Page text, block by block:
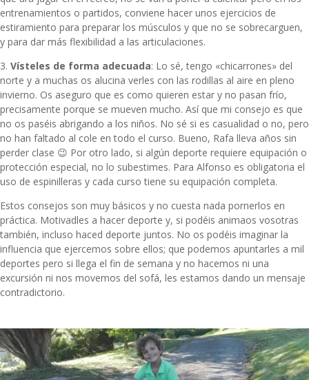
entrenamientos o partidos, conviene hacer unos ejercicios de
estiramiento para preparar los músculos y que no se sobrecarguen,
y para dar más flexibilidad a las articulaciones.
3. Vísteles de forma adecuada: Lo sé, tengo «chicarrones» del
norte y a muchas os alucina verles con las rodillas al aire en pleno
invierno. Os aseguro que es como quieren estar y no pasan frío,
precisamente porque se mueven mucho. Así que mi consejo es que
no os paséis abrigando a los niños. No sé si es casualidad o no, pero
no han faltado al cole en todo el curso. Bueno, Rafa lleva años sin
perder clase 😉 Por otro lado, si algún deporte requiere equipación o
protección especial, no lo subestimes. Para Alfonso es obligatoria el
uso de espinilleras y cada curso tiene su equipación completa.
Estos consejos son muy básicos y no cuesta nada pornerlos en
práctica. Motivadles a hacer deporte y, si podéis animaos vosotras
también, incluso haced deporte juntos. No os podéis imaginar la
influencia que ejercemos sobre ellos; que podemos apuntarles a mil
deportes pero si llega el fin de semana y no hacemos ni una
excursión ni nos movemos del sofá, les estamos dando un mensaje
contradictorio.